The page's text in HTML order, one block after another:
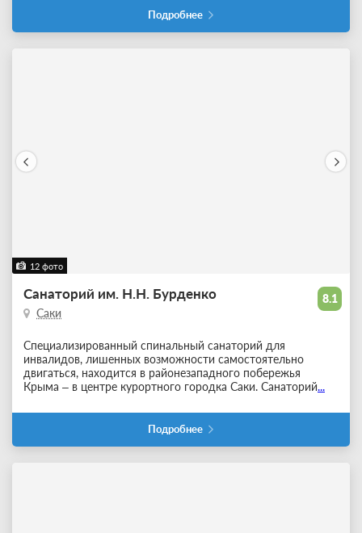
Подробнее
12 фото
8.1
Санаторий им. Н.Н. Бурденко
Саки
Специализированный спинальный санаторий для
инвалидов, лишенных возможности самостоятельно
двигаться, находится в районезападного побережья
Крыма – в центре курортного городка Саки. Санаторий...
Подробнее